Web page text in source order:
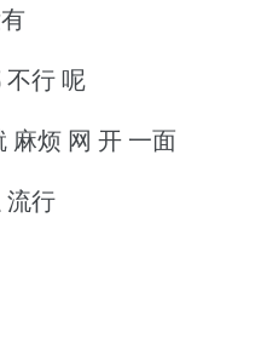
不行 呢
麻烦 网 开 一面
流行